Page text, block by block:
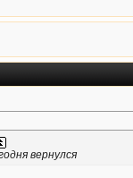
вернулся